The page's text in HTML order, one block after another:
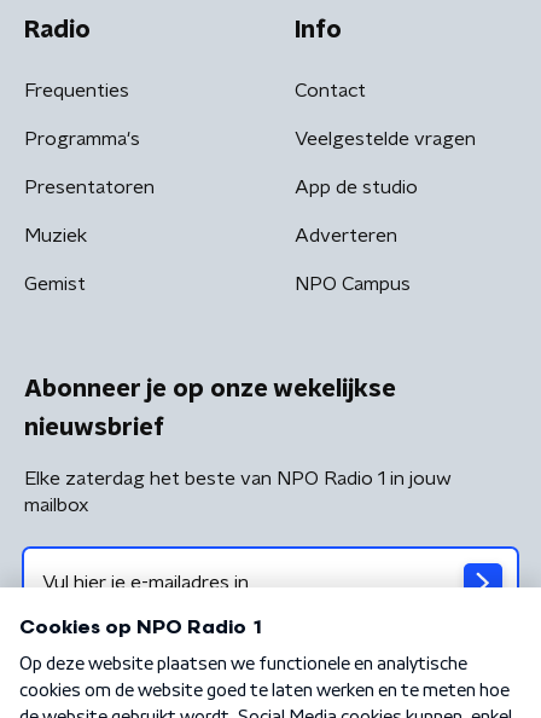
Radio
Frequenties
Programma's
Presentatoren
Muziek
Gemist
Info
Contact
Veelgestelde vragen
App de studio
Adverteren
NPO Campus
Abonneer je op onze wekelijkse
nieuwsbrief
Elke zaterdag het beste van NPO Radio 1 in jouw
mailbox